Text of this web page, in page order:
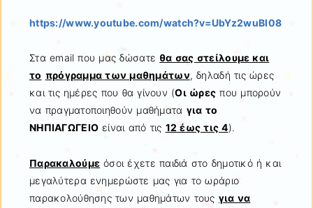
https://www.youtube.com/watch?v=UbYz2wuBI08
Στα email που μας δώσατε θα σας στείλουμε και
το πρόγραμμα των μαθημάτων, δηλαδή τις ώρες
και τις ημέρες που θα γίνουν (Οι ώρες που μπορούν
να πραγματοποιηθούν μαθήματα για το
ΝΗΠΙΑΓΩΓΕΙΟ είναι από τις 12 έως τις 4).
Παρακαλούμε όσοι έχετε παιδιά στο δημοτικό ή και
μεγαλύτερα ενημερώστε μας για το ωράριο
παρακολούθησης των μαθημάτων τους για να